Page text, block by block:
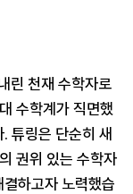
린 천재 수학자로
수학계가 직면했
튜링은 단순히 새
권위 있는 수학자
하고자 노력했습